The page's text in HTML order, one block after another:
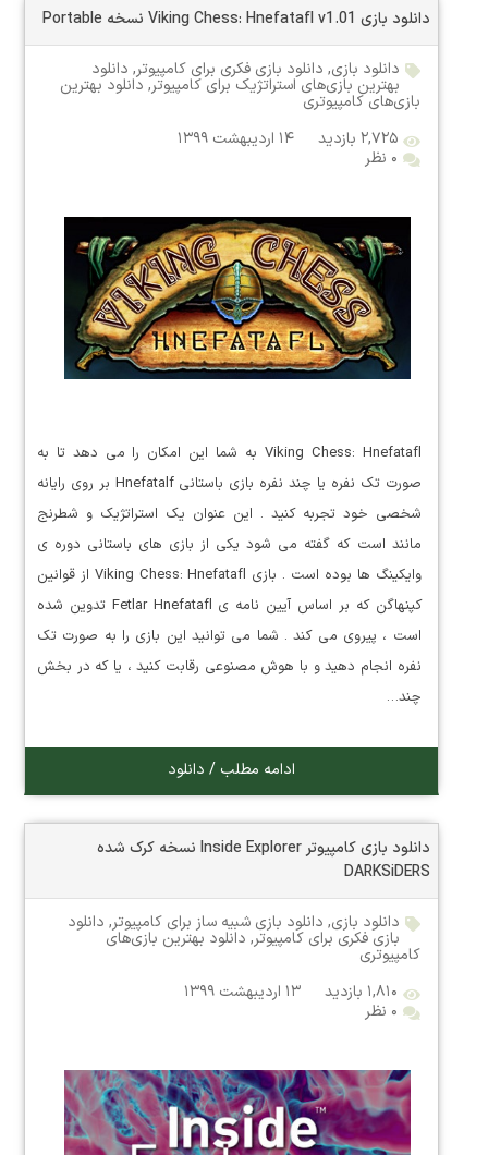
دانلود بازی Viking Chess: Hnefatafl v1.01 نسخه Portable
دانلود بازی, دانلود بازی فکری برای کامپیوتر, دانلود
بهترین بازی‌های استراتژیک برای کامپیوتر, دانلود بهترین
بازی‌های کامپیوتری
۲,۷۲۵ بازدید
۱۴ اردیبهشت ۱۳۹۹
۰ نظر
Viking Chess: Hnefatafl به شما این امکان را می دهد تا به
صورت تک نفره یا چند نفره بازی باستانی Hnefatalf بر روی رایانه
شخصی خود تجربه کنید . این عنوان یک استراتژیک و شطرنج
مانند است که گفته می شود یکی از بازی های باستانی دوره ی
وایکینگ ها بوده است . بازی Viking Chess: Hnefatafl از قوانین
کپنهاگن که بر اساس آیین نامه ی Fetlar Hnefatafl تدوین شده
است ، پیروی می کند . شما می توانید این بازی را به صورت تک
نفره انجام دهید و با هوش مصنوعی رقابت کنید ، یا که در بخش
چند…
ادامه مطلب / دانلود
دانلود بازی کامپیوتر Inside Explorer نسخه کرک شده
DARKSiDERS
دانلود بازی, دانلود بازی شبیه ساز برای کامپیوتر, دانلود
بازی فکری برای کامپیوتر, دانلود بهترین بازی‌های
کامپیوتری
۱,۸۱۰ بازدید
۱۳ اردیبهشت ۱۳۹۹
۰ نظر